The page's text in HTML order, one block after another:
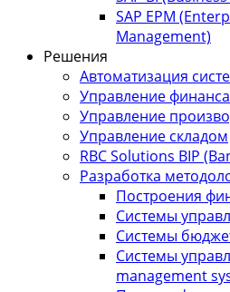
SAP EPM
Management)
Решения
Автоматизация
Управление
Управление
Управление складом
RBC Solutions BIP
Разработка
Построения
Системы
Системы
Системы
management